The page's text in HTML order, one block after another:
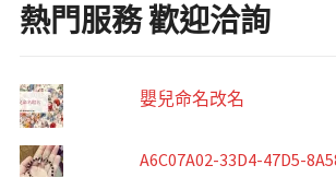
熱門服務 歡迎洽詢
嬰兒命名改名
A6C07A02-33D4-47D5-